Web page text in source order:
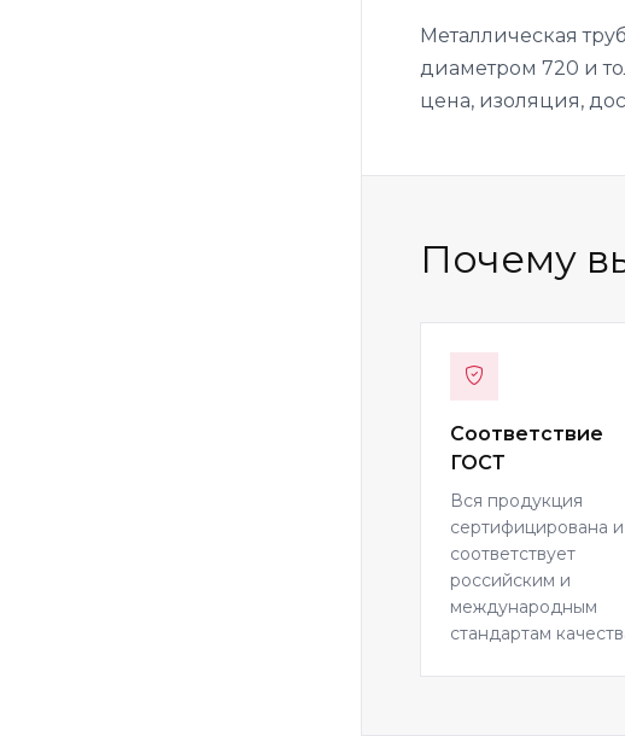
Металлическая
диаметром 720 и
цена, изоляция,
Почему
Соответствие
ГОСТ
Вся продукция
сертифицирована и
соответствует
российским и
международным
стандартам